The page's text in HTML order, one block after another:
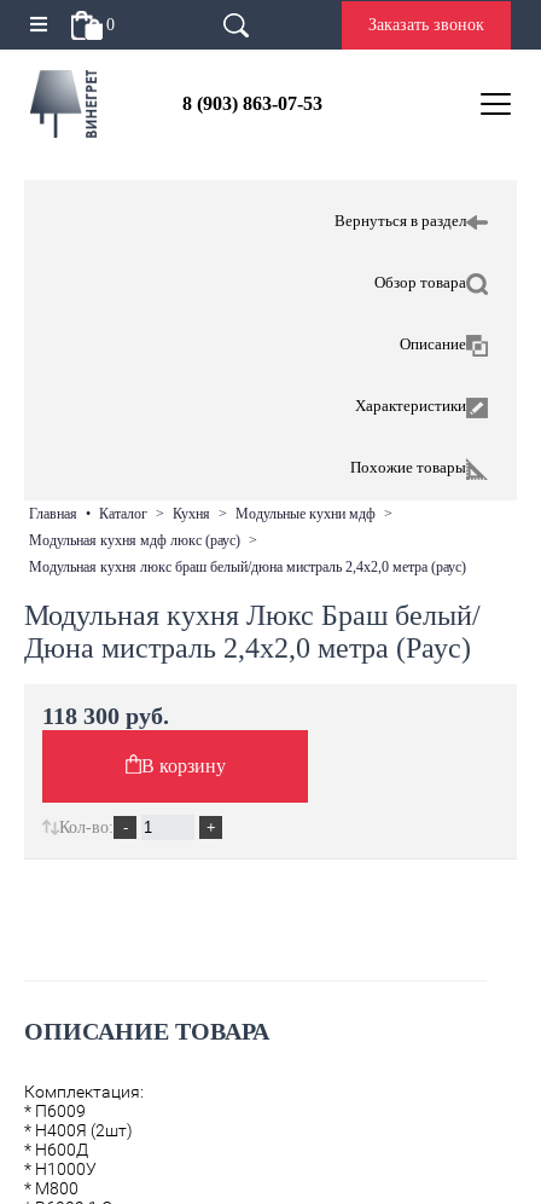
0 Заказать звонок
8 (903) 863-07-53
Вернуться в раздел
Обзор товара
Описание
Характеристики
Похожие товары
главная • каталог > кухня > модульные кухни мдф >
модульная кухня мдф люкс (раус) >
модульная кухня люкс браш белый/дюна мистраль 2,4х2,0 метра (раус)
Модульная кухня Люкс Браш белый/
Дюна мистраль 2,4х2,0 метра (Раус)
ОПИСАНИЕ ТОВАРА
Комплектация:
* П6009
* Н400Я (2шт)
* Н600Д
* Н1000У
* М800
118 300 руб.
В корзину
Кол-во: